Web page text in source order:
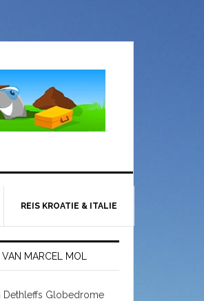
REIS KROATIE & ITALIE
MARCEL MOL
Dethleffs Globedrome